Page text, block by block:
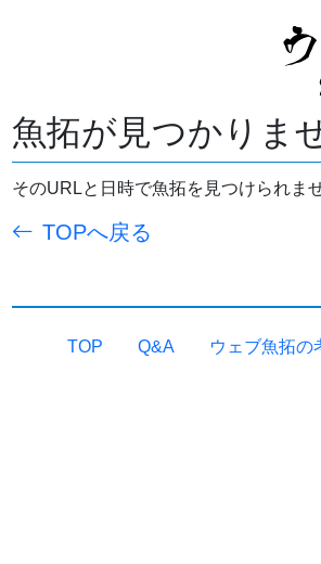
魚拓が見つかりま
そのURLと日時で魚拓を見つけられま
TOPへ戻る
TOP Q&A ウェブ魚拓の